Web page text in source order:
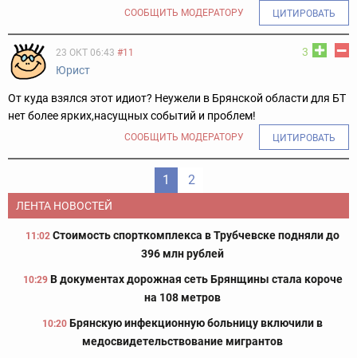
СООБЩИТЬ МОДЕРАТОРУ ЦИТИРОВАТЬ
3
23 ОКТ 06:43 #11
Юрист
От куда взялся этот идиот? Неужели в Брянской области для БТ
нет более ярких,насущных событий и проблем!
СООБЩИТЬ МОДЕРАТОРУ ЦИТИРОВАТЬ
1 2
ЛЕНТА НОВОСТЕЙ
11:02 Стоимость спорткомплекса в Трубчевске подняли до
396 млн рублей
10:29 В документах дорожная сеть Брянщины стала короче
на 108 метров
10:20 Брянскую инфекционную больницу включили в
медосвидетельствование мигрантов